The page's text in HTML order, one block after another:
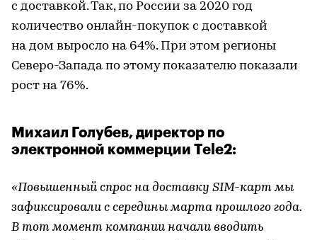
с доставкой. Так, по России за 2020 год
количество онлайн-покупок с доставкой
на дом выросло на 64%. При этом регионы
Северо-Запада по этому показателю показали
рост на 76%.
Михаил Голубев, директор по
электронной коммерции Tele2:
«Повышенный спрос на доставку SIM-карт мы
зафиксировали с середины марта прошлого года.
В тот момент компании начали вводить